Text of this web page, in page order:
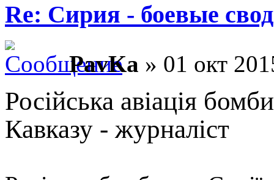
Re: Сирия - боевые
PavKa » 01 окт
Російська авіація
Кавказу - журналіст